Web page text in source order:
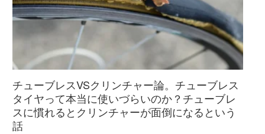
チューブレスVSクリンチャー論。チューブレス
タイヤって本当に使いづらいのか？チューブレ
スに慣れるとクリンチャーが面倒になるという
話